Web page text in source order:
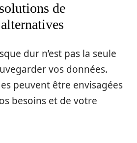
de
dur n’est pas la seule
vos données.
peuvent être envisagées
besoins et de votre